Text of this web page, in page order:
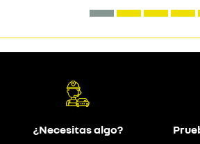
¿Necesitas algo?